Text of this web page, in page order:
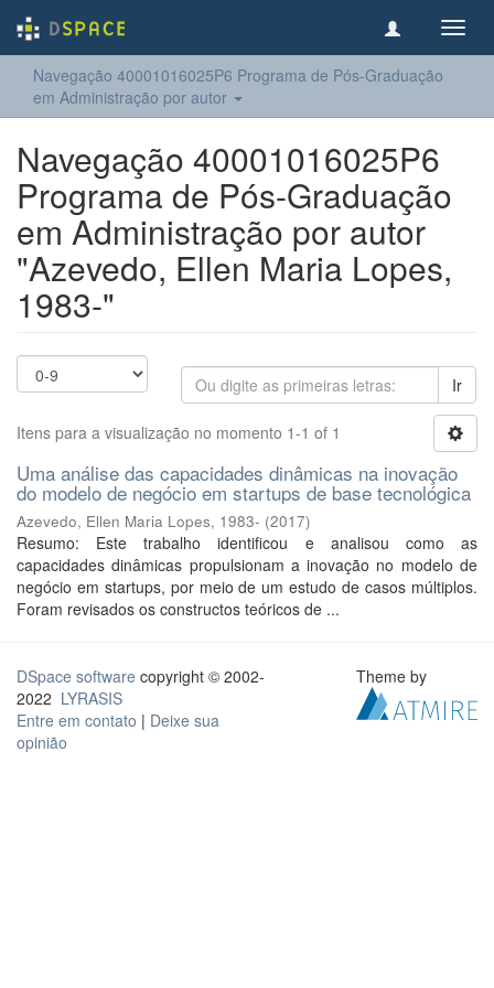
Navegação 40001016025P6 Programa de Pós-Graduação
em Administração por autor
Navegação 40001016025P6
Programa de Pós-Graduação
em Administração por autor
"Azevedo, Ellen Maria Lopes,
1983-"
Ir
Itens para a visualização no momento 1-1 of 1
Uma análise das capacidades dinâmicas na inovação
do modelo de negócio em startups de base tecnológica
Azevedo, Ellen Maria Lopes, 1983- (2017)
Resumo: Este trabalho identificou e analisou como as
capacidades dinâmicas propulsionam a inovação no modelo de
negócio em startups, por meio de um estudo de casos múltiplos.
Foram revisados os constructos teóricos de ...
DSpace software copyright © 2002-
2022 LYRASIS
Entre em contato | Deixe sua
opinião
Theme by